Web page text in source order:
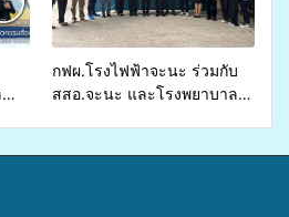
เหลื่อมล้ำ ยกระดับคุณภาพ
ชีวิตประชาชนอย่างยั่งยืน
กฟผ.โรงไฟฟ้าจะนะ ร่วมกับ
สสอ.จะนะ และโรงพยาบาล